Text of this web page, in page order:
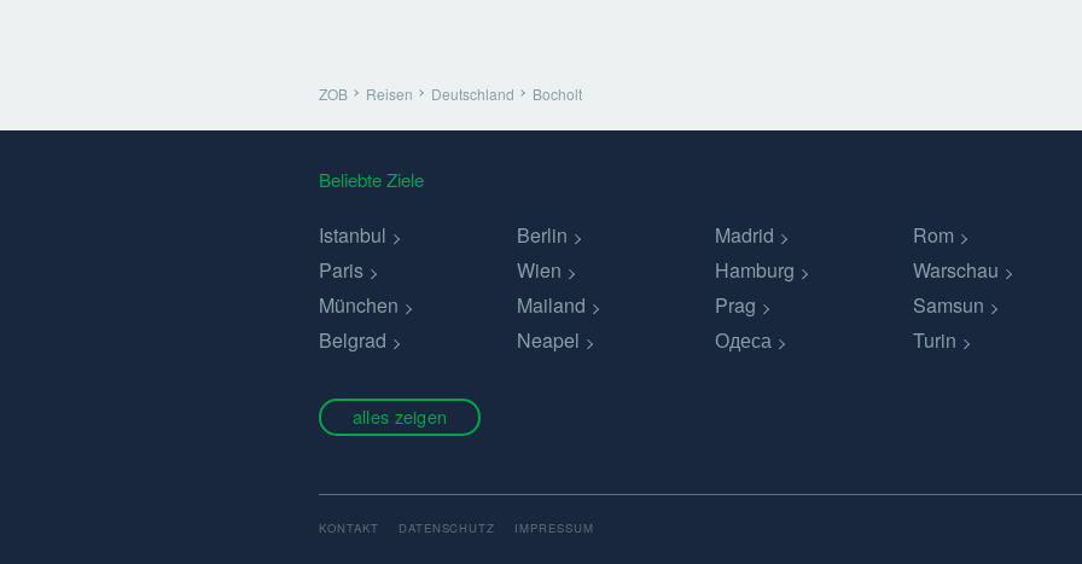
ZOB Reisen Deutschland Bocholt
Beliebte Ziele
Istanbul Berlin Madrid
Rom
Paris
Wien Hamburg
Warschau
München
Mailand Prag
Samsun
Belgrad
Neapel Одеса Turin
alles zeigen
KONTAKT DATENSCHUTZ IMPRESSUM